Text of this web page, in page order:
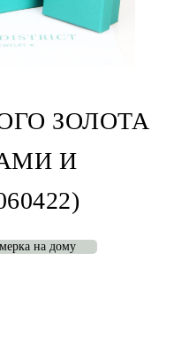
ЗОЛОТА
И
на дому